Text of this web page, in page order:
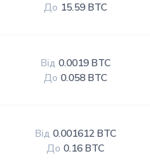
До 15.59 BTC
Від 0.0019 BTC
До 0.058 BTC
Від 0.001612 BTC
До 0.16 BTC